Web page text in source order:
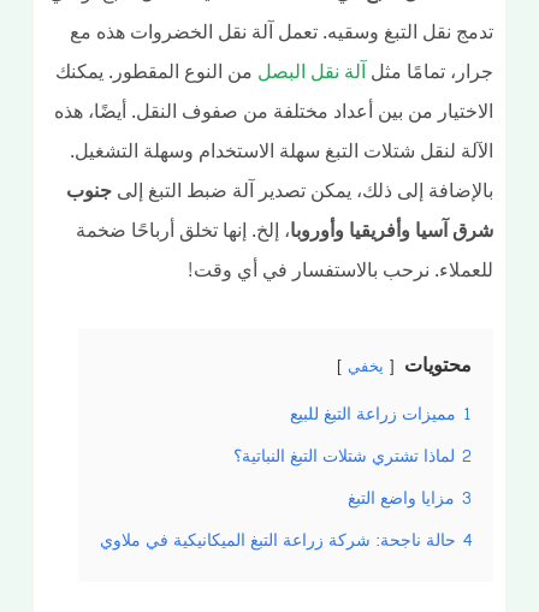
نقل التبغ وسقيه. تعمل آلة نقل الخضروات هذه مع
تمامًا مثلآلة نقل البصلمن النوع المقطور. يمكنك
من بين أعداد مختلفة من صفوف النقل. أيضًا، هذه
لنقل شتلات التبغ سهلة الاستخدام وسهلة التشغيل.
إلى ذلك، يمكن تصدير آلة ضبط التبغ إلىجنوب
آسيا وأفريقيا وأوروبا، إلخ. إنها تخلق أرباحًا ضخمة
نرحب بالاستفسار في أي وقت!
محتويات يخفي
مميزات زراعة التبغ للبيع
لماذا تشتري شتلات التبغ النباتية؟
مزايا واضع التبغ
حالة ناجحة: شركة زراعة التبغ الميكانيكية في ملاوي